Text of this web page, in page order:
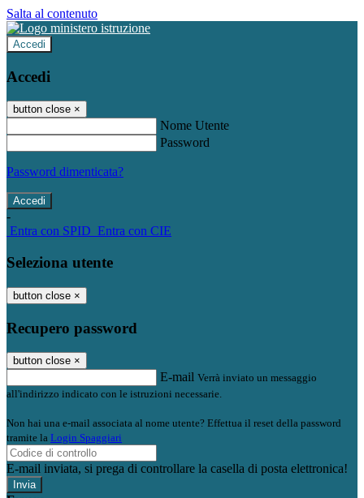
Salta al contenuto
Accedi
Accedi
button close ×
Nome Utente
Password
Password dimenticata?
-
Entra con SPID Entra con CIE
Seleziona utente
button close ×
Recupero password
button close ×
E-mail Verrà inviato un messaggio
all'indirizzo indicato con le istruzioni necessarie.
Non hai una e-mail associata al nome utente? Effettua il reset della password
tramite la Login Spaggiari
E-mail inviata, si prega di controllare la casella di posta elettronica!